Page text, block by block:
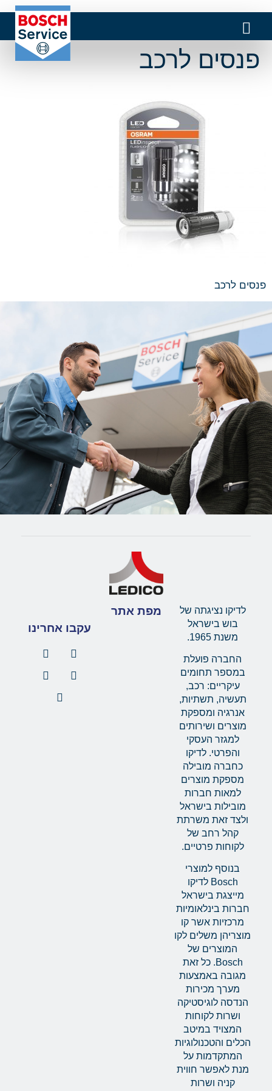
פנסים לרכב
פנסים לרכב
לדיקו נציגתה של
בוש בישראל
משנת 1965.
החברה פועלת
במספר תחומים
עיקריים: רכב,
תעשיה, תשתיות,
אנרגיה ומספקת
מוצרים ושירותים
למגזר העסקי
והפרטי. לדיקו
כחברה מובילה
מספקת מוצרים
למאות חברות
מובילות בישראל
ולצד זאת משרתת
קהל רחב של
לקוחות פרטיים.
בנוסף למוצרי
Bosch לדיקו
מייצגת בישראל
חברות בינלאומיות
מרכזיות אשר קו
מוצריהן משלים לקו
המוצרים של
Bosch. כל זאת
מגובה באמצעות
מערך מכירות
הנדסה לוגיסטיקה
ושרות לקוחות
המצויד במיטב
הכלים והטכנולוגיות
המתקדמות על
מנת לאפשר חווית
קניה ושרות
מפת אתר
עקבו אחרינו